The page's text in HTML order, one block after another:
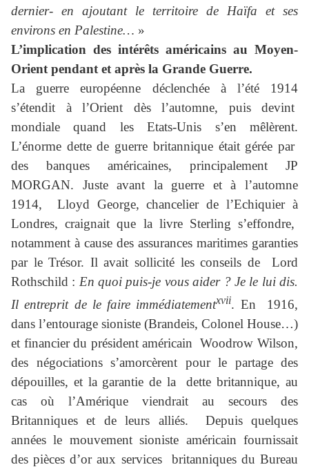
dernier- en ajoutant le territoire de Haïfa et ses
environs en Palestine… »
L’implication des intérêts américains au Moyen-
Orient pendant et après la Grande Guerre.
La guerre européenne déclenchée à l’été 1914
s’étendit à l’Orient dès l’automne, puis devint
mondiale quand les Etats-Unis s’en mêlèrent.
L’énorme dette de guerre britannique était gérée par
des banques américaines, principalement JP
MORGAN. Juste avant la guerre et à l’automne
1914, Lloyd George, chancelier de l’Echiquier à
Londres, craignait que la livre Sterling s’effondre,
notamment à cause des assurances maritimes garanties
par le Trésor. Il avait sollicité les conseils de Lord
Rothschild : En quoi puis-je vous aider ? Je le lui dis.
Il entreprit de le faire immédiatementxvii. En 1916,
dans l’entourage sioniste (Brandeis, Colonel House…)
et financier du président américain Woodrow Wilson,
des négociations s’amorcèrent pour le partage des
dépouilles, et la garantie de la dette britannique, au
cas où l’Amérique viendrait au secours des
Britanniques et de leurs alliés. Depuis quelques
années le mouvement sioniste américain fournissait
des pièces d’or aux services britanniques du Bureau